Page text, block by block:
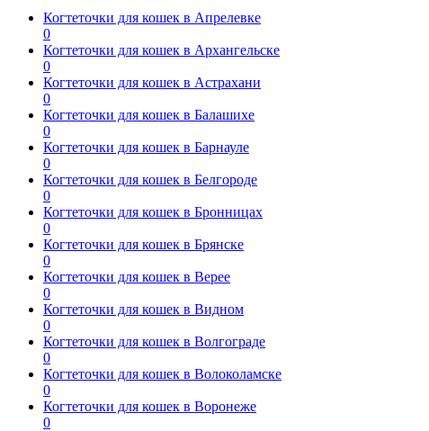
Когтеточки для кошек в Апрелевке
0
Когтеточки для кошек в Архангельске
0
Когтеточки для кошек в Астрахани
0
Когтеточки для кошек в Балашихе
0
Когтеточки для кошек в Барнауле
0
Когтеточки для кошек в Белгороде
0
Когтеточки для кошек в Бронницах
0
Когтеточки для кошек в Брянске
0
Когтеточки для кошек в Верее
0
Когтеточки для кошек в Видном
0
Когтеточки для кошек в Волгограде
0
Когтеточки для кошек в Волоколамске
0
Когтеточки для кошек в Воронеже
0